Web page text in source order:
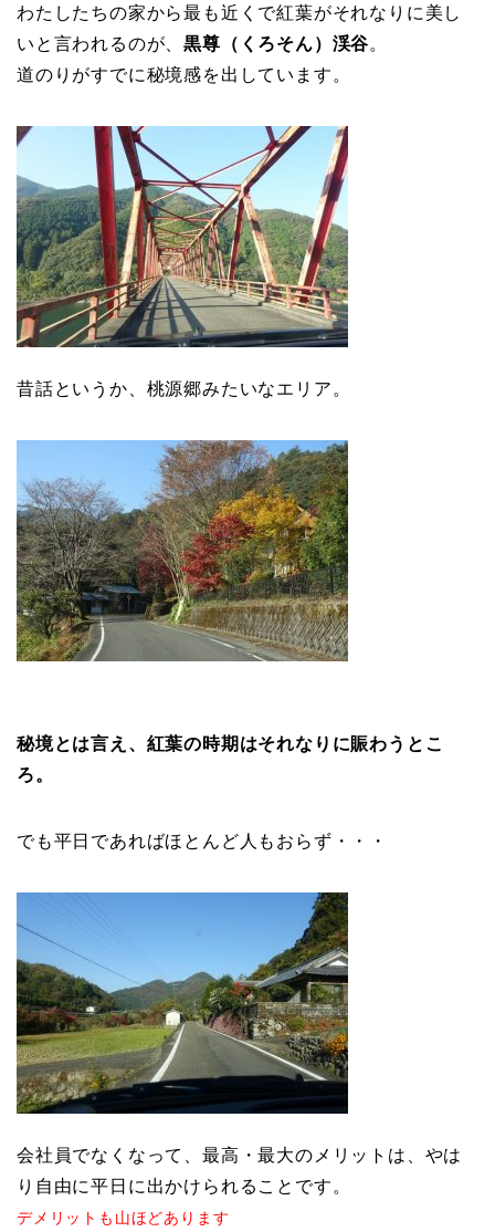
わたしたちの家から最も近くで紅葉がそれなりに美し
いと言われるのが、黒尊（くろそん）渓谷。
道のりがすでに秘境感を出しています。
昔話というか、桃源郷みたいなエリア。
秘境とは言え、紅葉の時期はそれなりに賑わうとこ
ろ。
でも平日であればほとんど人もおらず・・・
会社員でなくなって、最高・最大のメリットは、やは
り自由に平日に出かけられることです。
デメリットも山ほどあります